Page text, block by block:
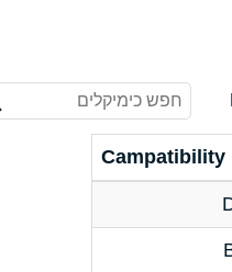
Campatibility